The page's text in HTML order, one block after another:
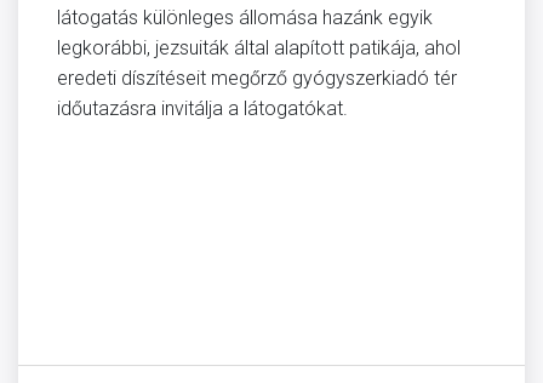
látogatás különleges állomása hazánk egyik
legkorábbi, jezsuiták által alapított patikája, ahol
eredeti díszítéseit megőrző gyógyszerkiadó tér
időutazásra invitálja a látogatókat.